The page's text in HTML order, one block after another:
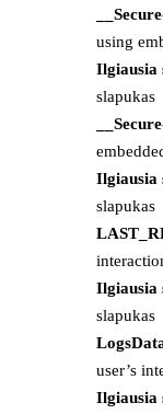
using
Ilgiausia
slapukas
Ilgiausia
slapukas
Ilgiausia
slapukas
user’s
Ilgiausia